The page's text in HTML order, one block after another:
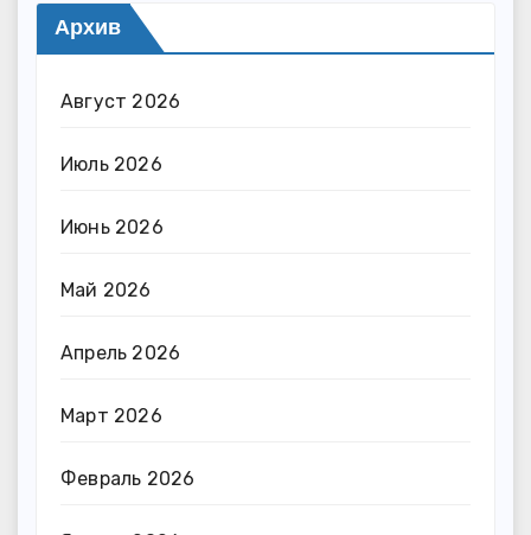
Архив
Август 2026
Июль 2026
Июнь 2026
Май 2026
Апрель 2026
Март 2026
Февраль 2026